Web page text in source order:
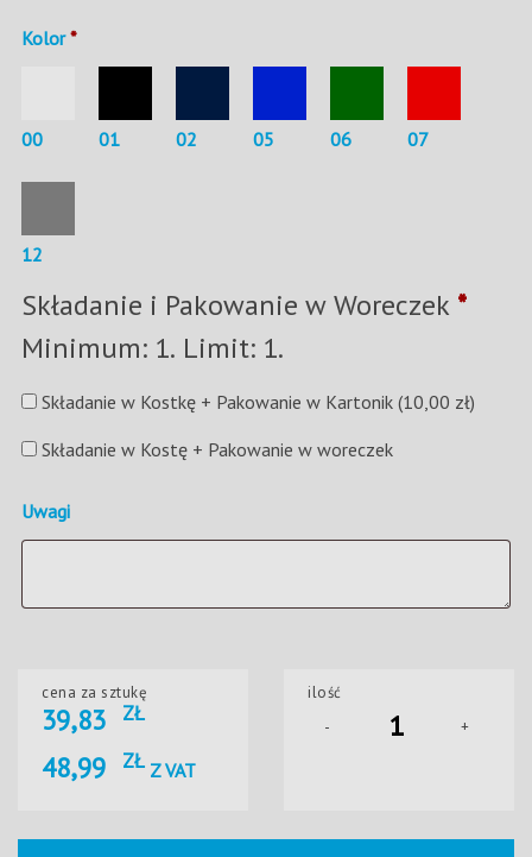
Kolor*
00 01 02 05 06 07
12
Składanie i Pakowanie w Woreczek *
Minimum: 1. Limit: 1.
Składanie w Kostkę + Pakowanie w Kartonik (10,00 zł)
Składanie w Kostę + Pakowanie w woreczek
Uwagi
cena za sztukę
39,83 ZŁ
48,99 ZŁ Z VAT
ilość
-
+